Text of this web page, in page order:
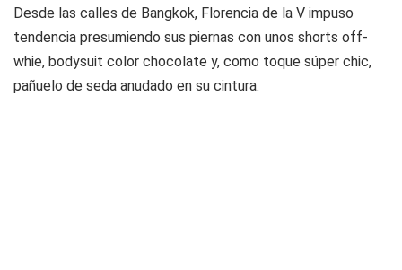
Desde las calles de Bangkok, Florencia de la V impuso
tendencia presumiendo sus piernas con unos shorts off-
whie, bodysuit color chocolate y, como toque súper chic,
pañuelo de seda anudado en su cintura.